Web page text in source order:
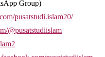
Group)
pusatstudi.islam20/
@pusatstudiislam